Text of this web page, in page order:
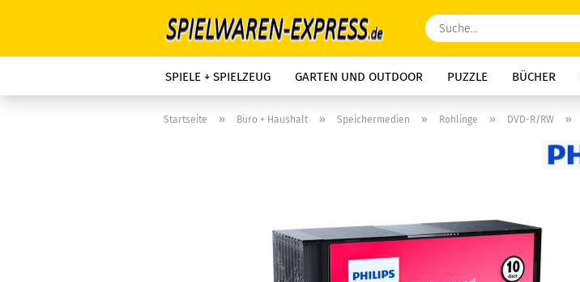
SPIELE + SPIELZEUG GARTEN UND OUTDOOR PUZZLE BÜCHER
Startseite » Büro + Haushalt » Speichermedien » Rohlinge » DVD-R/RW »